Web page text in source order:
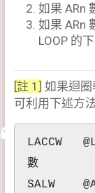
如果 ARn
如果 ARn
LOOP 的
[註 1] 如果迴圈
可利用下述方
LACCW
數
SALW